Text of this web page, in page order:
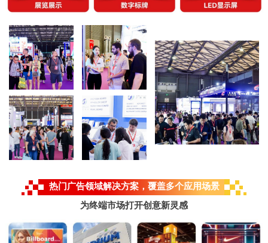
热门广告领域解决方案，覆盖多个应用场景
为终端市场打开创意新灵感